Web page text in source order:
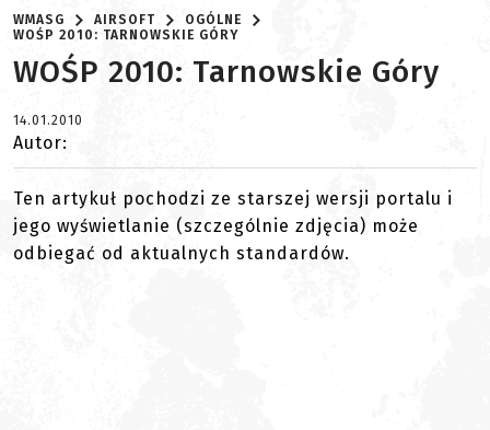
WMASG AIRSOFT
OGÓLNE
WOŚP 2010: TARNOWSKIE GÓRY
WOŚP 2010: Tarnowskie Góry
14.01.2010
Autor:
Ten artykuł pochodzi ze starszej wersji portalu i
jego wyświetlanie (szczególnie zdjęcia) może
odbiegać od aktualnych standardów.